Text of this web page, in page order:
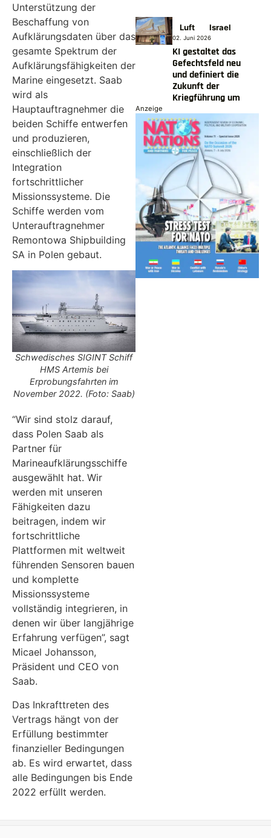
Unterstützung der
Beschaffung von
Aufklärungsdaten über das
gesamte Spektrum der
Aufklärungsfähigkeiten der
Marine eingesetzt. Saab
wird als
Hauptauftragnehmer die
beiden Schiffe entwerfen
und produzieren,
einschließlich der
Integration
fortschrittlicher
Missionssysteme. Die
Schiffe werden vom
Unterauftragnehmer
Remontowa Shipbuilding
SA in Polen gebaut.
Schwedisches SIGINT Schiff
HMS Artemis bei
Erprobungsfahrten im
November 2022. (Foto: Saab)
“Wir sind stolz darauf,
dass Polen Saab als
Partner für
Marineaufklärungsschiffe
ausgewählt hat. Wir
werden mit unseren
Fähigkeiten dazu
beitragen, indem wir
fortschrittliche
Plattformen mit weltweit
führenden Sensoren bauen
und komplette
Missionssysteme
vollständig integrieren, in
denen wir über langjährige
Erfahrung verfügen”, sagt
Micael Johansson,
Präsident und CEO von
Saab.
Das Inkrafttreten des
Vertrags hängt von der
Erfüllung bestimmter
finanzieller Bedingungen
ab. Es wird erwartet, dass
alle Bedingungen bis Ende
2022 erfüllt werden.
Luft Israel
02. Juni 2026
KI gestaltet das
Gefechtsfeld neu
und definiert die
Zukunft der
Kriegführung um
Anzeige